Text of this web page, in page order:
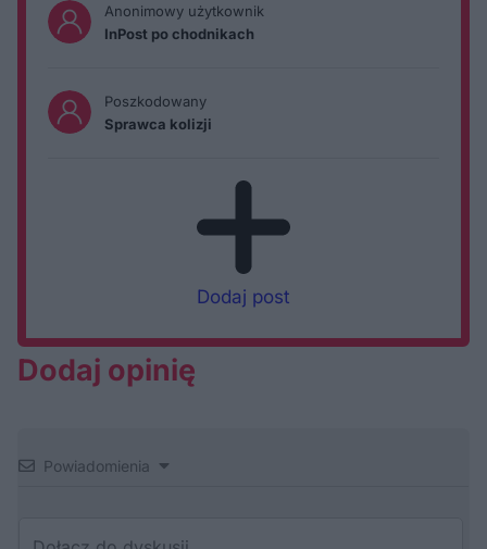
Anonimowy użytkownik
InPost po chodnikach
Poszkodowany
Sprawca kolizji
Dodaj post
Dodaj opinię
Powiadomienia